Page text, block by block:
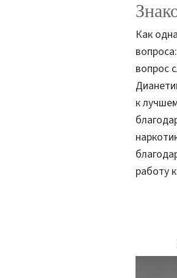
Как
вопрос
к
работу